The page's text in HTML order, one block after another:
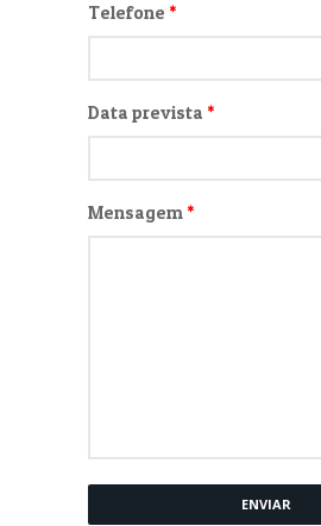
Telefone *
Data prevista *
Mensagem *
ENVIAR